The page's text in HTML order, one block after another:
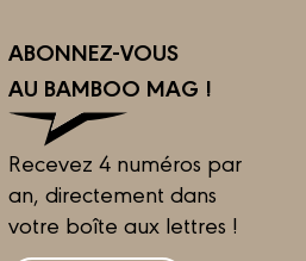
ABONNEZ-VOUS
AU BAMBOO MAG !
Recevez 4 numéros par
an, directement dans
votre boîte aux lettres !